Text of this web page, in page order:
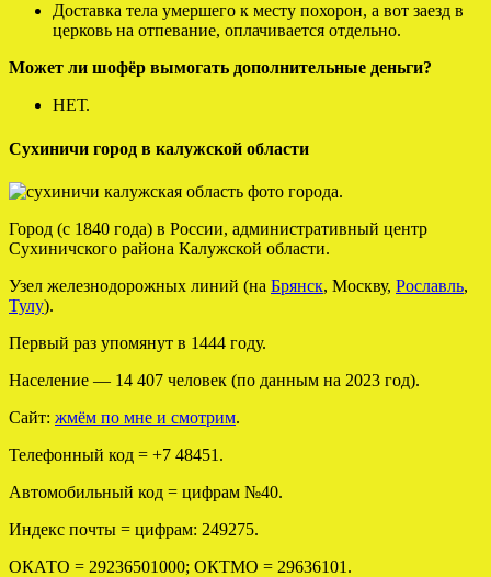
Доставка тела умершего к месту похорон, а вот заезд в
церковь на отпевание, оплачивается отдельно.
Может ли шофёр вымогать дополнительные деньги?
НЕТ.
Сухиничи город в калужской области
Город (с 1840 года) в России, административный центр
Сухиничского района Калужской области.
Узел железнодорожных линий (на Брянск, Москву, Рославль,
Тулу).
Первый раз упомянут в 1444 году.
Население — 14 407 человек (по данным на 2023 год).
Сайт: жмём по мне и смотрим.
Телефонный код = +7 48451.
Автомобильный код = цифрам №40.
Индекс почты = цифрам: 249275.
ОКАТО = 29236501000; ОКТМО = 29636101.